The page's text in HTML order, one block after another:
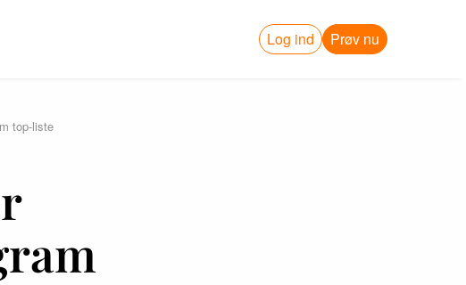
Log ind Prøv nu
top-liste